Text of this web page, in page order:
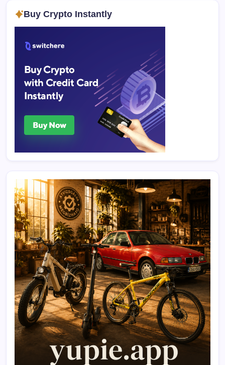
Buy Crypto Instantly